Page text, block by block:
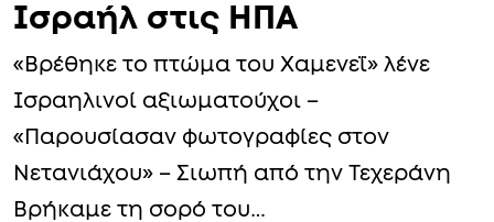
Ισραήλ στις ΗΠΑ
«Βρέθηκε το πτώμα του Χαμενεΐ» λένε
Ισραηλινοί αξιωματούχοι –
«Παρουσίασαν φωτογραφίες στον
Νετανιάχου» – Σιωπή από την Τεχεράνη
Βρήκαμε τη σορό του…